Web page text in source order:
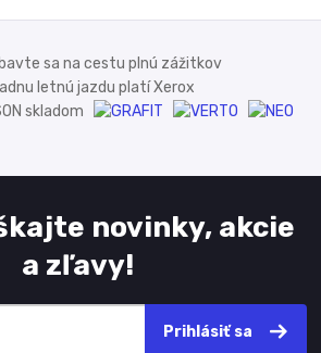
novinky, akcie
a zľavy!
Prihlásiť sa